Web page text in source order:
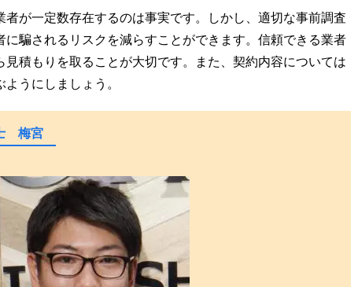
が一定数存在するのは事実です。しかし、適切な事前調査
に騙されるリスクを減らすことができます。信頼できる業者
積もりを取ることが大切です。また、契約内容については
うにしましょう。
士 梅宮